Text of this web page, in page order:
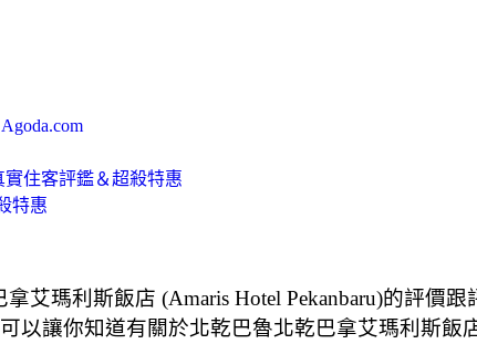
實住客評鑑＆超殺特惠
特惠
艾瑪利斯飯店 (Amaris Hotel Pekanbaru)的評價
以讓你知道有關於北乾巴魯北乾巴拿艾瑪利斯飯